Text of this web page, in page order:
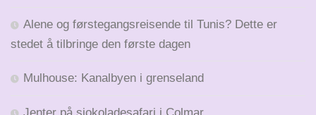
Alene og førstegangsreisende til Tunis? Dette er
stedet å tilbringe den første dagen
Mulhouse: Kanalbyen i grenseland